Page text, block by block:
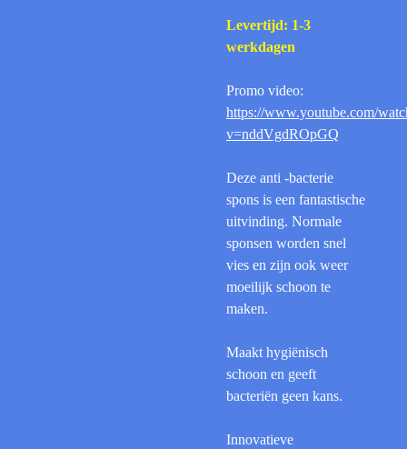
Levertijd: 1-3
werkdagen
Promo video:
https://www.youtube.com/
v=nddVgdROpGQ
Deze anti -bacterie
spons is een fantastische
uitvinding. Normale
sponsen worden snel
vies en zijn ook weer
moeilijk schoon te
maken.
Maakt hygiënisch
schoon en geeft
bacteriën geen kans.
Innovatieve